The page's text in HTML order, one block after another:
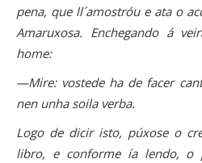
pena, que ll´amostróu e ata o
Amaruxosa. Enchegando á
home:
—Mire: vostede ha de facer
nen unha soila verba.
Logo de dicir isto, púxose o
libro, e conforme ía lendo, o